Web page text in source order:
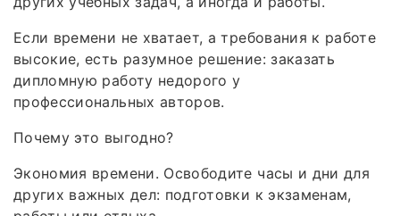
Если времени не хватает, а требования к работе
высокие, есть разумное решение: заказать
дипломную работу недорого у
профессиональных авторов.
Почему это выгодно?
Экономия времени. Освободите часы и дни для
других важных дел: подготовки к экзаменам,